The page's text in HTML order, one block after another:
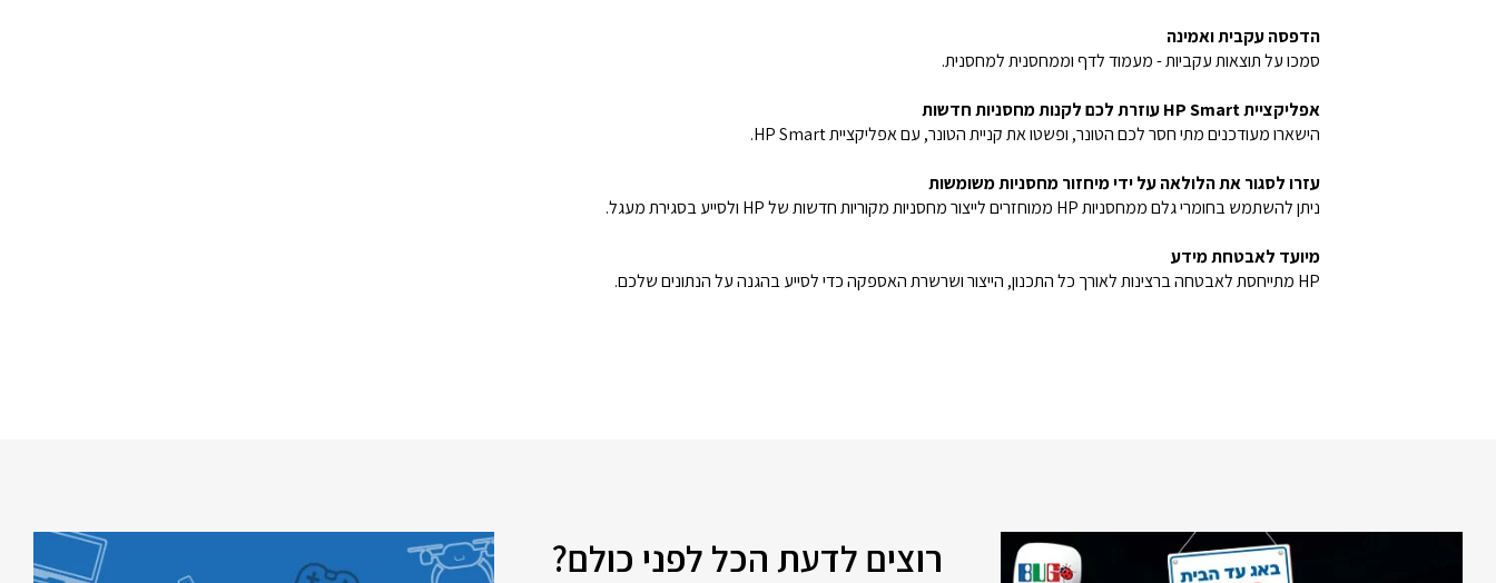
הדפסה עקבית ואמינה
סמכו על תוצאות עקביות - מעמוד לדף וממחסנית למחסנית.
אפליקציית HP Smart עוזרת לכם לקנות מחסניות חדשות
הישארו מעודכנים מתי חסר לכם הטונר, ופשטו את קניית הטונר, עם אפליקציית HP Smart.
עזרו לסגור את הלולאה על ידי מיחזור מחסניות משומשות
ניתן להשתמש בחומרי גלם ממחסניות HP ממוחזרים לייצור מחסניות מקוריות חדשות של HP ולסייע בסגירת מעגל.
מיועד לאבטחת מידע
HP מתייחסת לאבטחה ברצינות לאורך כל התכנון, הייצור ושרשרת האספקה כדי לסייע בהגנה על הנתונים שלכם.
רוצים לדעת הכל לפני כולם?